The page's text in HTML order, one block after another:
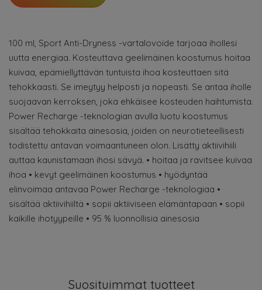
100 ml, Sport Anti-Dryness -vartalovoide tarjoaa ihollesi
uutta energiaa. Kosteuttava geelimäinen koostumus hoitaa
kuivaa, epämiellyttävän tuntuista ihoa kosteuttaen sitä
tehokkaasti. Se imeytyy helposti ja nopeasti. Se antaa iholle
suojaavan kerroksen, joka ehkäisee kosteuden haihtumista.
Power Recharge -teknologian avulla luotu koostumus
sisältää tehokkaita ainesosia, joiden on neurotieteellisesti
todistettu antavan voimaantuneen olon. Lisätty aktiivihiili
auttaa kaunistamaan ihosi sävyä. • hoitaa ja ravitsee kuivaa
ihoa • kevyt geelimäinen koostumus • hyödyntää
elinvoimaa antavaa Power Recharge -teknologiaa •
sisältää aktiivihiiltä • sopii aktiiviseen elämäntapaan • sopii
kaikille ihotyypeille • 95 % luonnollisia ainesosia
Suosituimmat tuotteet